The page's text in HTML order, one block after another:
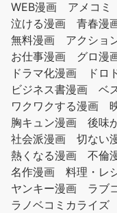
WEB漫画
アメコミ
泣ける漫画
青春漫
無料漫画
アクショ
お仕事漫画
グロ漫
ドラマ化漫画
ドロ
ビジネス書漫画
ベ
ワクワクする漫画
胸キュン漫画
後味
社会派漫画
切ない
熱くなる漫画
不倫
名作漫画
料理・レ
ヤンキー漫画
ラブ
ラノベコミカライズ